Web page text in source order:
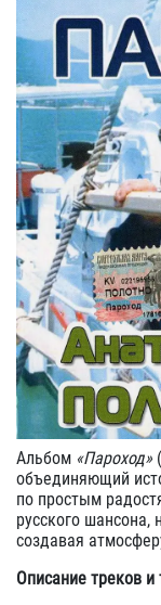
Альбом «Пароход»
объединяющий
по простым
русского
создавая
Описание треков и